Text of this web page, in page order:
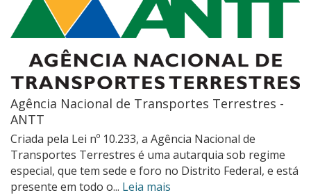
Agência Nacional de Transportes Terrestres -
ANTT
Criada pela Lei nº 10.233, a Agência Nacional de
Transportes Terrestres é uma autarquia sob regime
especial, que tem sede e foro no Distrito Federal, e está
presente em todo o... Leia mais